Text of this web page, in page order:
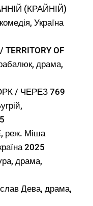
(КРАЙНІЙ)
Україна
OF
драма,
/ ЧЕРЕЗ 769
реж. Міша
2025
драма,
Дева, драма,